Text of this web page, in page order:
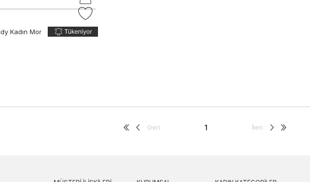
Kadın Mor
Geri 1 İleri